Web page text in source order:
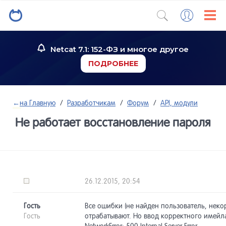
Netcat 7.1: 152-ФЗ и многое другое
ПОДРОБНЕЕ
←на Главную / Разработчикам / Форум / API, модули
Не работает восстановление пароля
26.12.2015, 20:54
Гость
Гость
Все ошибки (не найден пользователь,
отрабатывают. Но ввод корректного